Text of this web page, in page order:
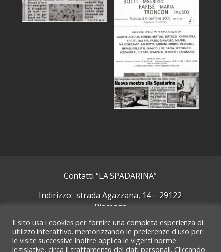
Contatti “LA SPADARINA”
Indirizzo: strada Agazzana, 14 – 29122
Piacenza
Cellulare: +39 339 5092244
Email: laspadarinarte@gmail.com
Il sito usa i cookies per fornire una completa esperienza di
utilizzo interattivo. memorizzando le preferenze d'uso per
le visite successive Inoltre applica le vigenti norme
legislative, circa il trattamento del dati personali. Cliccando